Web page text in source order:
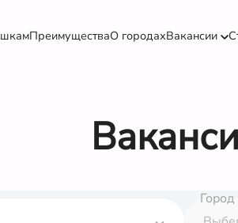
ПреимуществаО городахВакансии
Город